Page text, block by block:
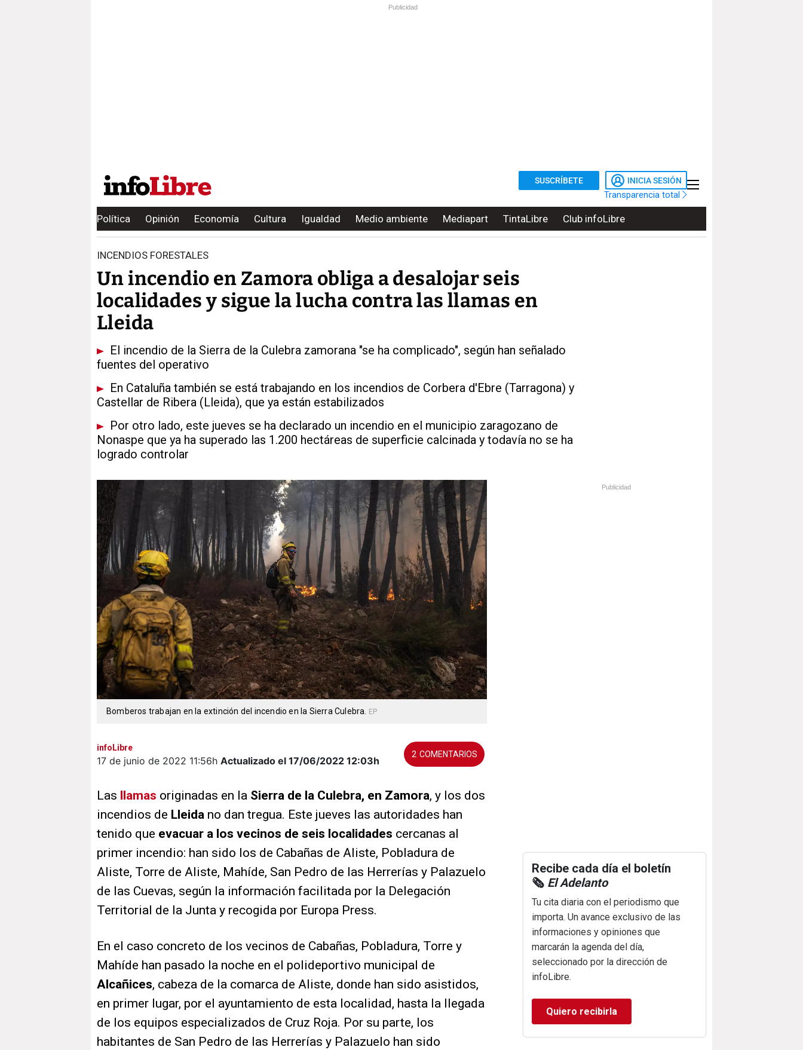
Publicidad
SUSCRÍBETE INICIA SESIÓN
Transparencia total
Política Opinión Economía Cultura Igualdad Medio ambiente Mediapart TintaLibre Club infoLibre
INCENDIOS FORESTALES
Un incendio en Zamora obliga a desalojar seis
localidades y sigue la lucha contra las llamas en
Lleida
El incendio de la Sierra de la Culebra zamorana "se ha complicado", según han señalado
fuentes del operativo
En Cataluña también se está trabajando en los incendios de Corbera d'Ebre (Tarragona) y
Castellar de Ribera (Lleida), que ya están estabilizados
Por otro lado, este jueves se ha declarado un incendio en el municipio zaragozano de
Nonaspe que ya ha superado las 1.200 hectáreas de superficie calcinada y todavía no se ha
logrado controlar
Bomberos trabajan en la extinción del incendio en la Sierra Culebra. EP
infoLibre
17 de junio de 2022 11:56h Actualizado el 17/06/2022 12:03h
2
Las llamas originadas en la Sierra de la Culebra, en Zamora, y los dos
incendios de Lleida no dan tregua. Este jueves las autoridades han
tenido que evacuar a los vecinos de seis localidades cercanas al
primer incendio: han sido los de Cabañas de Aliste, Pobladura de
Aliste, Torre de Aliste, Mahíde, San Pedro de las Herrerías y Palazuelo
de las Cuevas, según la información facilitada por la Delegación
Territorial de la Junta y recogida por Europa Press.
En el caso concreto de los vecinos de Cabañas, Pobladura, Torre y
Mahíde han pasado la noche en el polideportivo municipal de
Alcañices, cabeza de la comarca de Aliste, donde han sido asistidos,
en primer lugar, por el ayuntamiento de esta localidad, hasta la llegada
de los equipos especializados de Cruz Roja. Por su parte, los
habitantes de San Pedro de las Herrerías y Palazuelo han sido
Publicidad
Recibe cada día el boletín
🗞️ El Adelanto
Tu cita diaria con el periodismo que
importa. Un avance exclusivo de las
informaciones y opiniones que
marcarán la agenda del día,
seleccionado por la dirección de
infoLibre.
Quiero recibirla